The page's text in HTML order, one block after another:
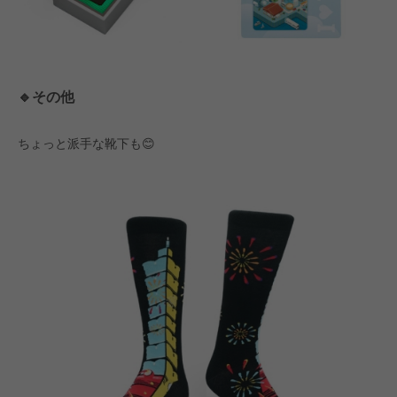
🔹その他
ちょっと派手な靴下も😊